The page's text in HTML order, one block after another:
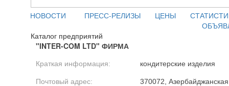
НОВОСТИ ПРЕСС-РЕЛИЗЫ ЦЕНЫ
Каталог предприятий
"INTER-COM LTD" ФИРМА
Краткая информация: кондитерские изделия
Почтовый адрес:
370072,